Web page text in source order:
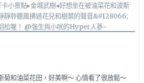
菊和油菜花田，好美啊～ 心情看了很放鬆～